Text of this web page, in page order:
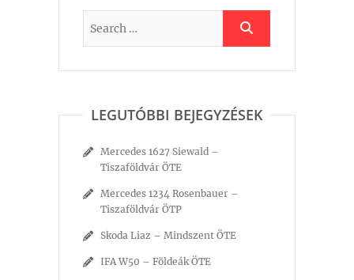
LEGUTÓBBI BEJEGYZÉSEK
Mercedes 1627 Siewald –
Tiszaföldvár ÖTE
Mercedes 1234 Rosenbauer –
Tiszaföldvár ÖTP
Skoda Liaz – Mindszent ÖTE
IFA W50 – Földeák ÖTE